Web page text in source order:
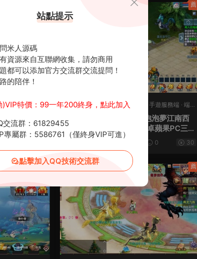
遊服務端·端遊
西行】Win
端+GM工
M-夢幻西遊·M-夢幻西遊 手遊服務端 · 端遊
GGE2互通西遊【泡泡夢江南西
遊】Win一鍵服務端+安卓蘋果PC三端
互通+全套源碼+視頻架設教程
0 30
薦
薦
站點提示
米人源碼
資源來自互聯網收集，請勿商用
都可以添加官方交流群交流提問！
的陪伴！
)VIP特價：99一年200終身，點此加入
交流群：61829455
專屬群：5586761（僅終身VIP可進）
點擊加入QQ技術交流群